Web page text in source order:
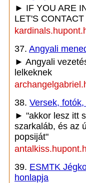
► IF YOU ARE
LET'S CONTACT
37. Angyali
► Angyali
lelkeknek
38. Versek,
► "akkor lesz itt
szarkaláb, és az
popsiját"
39. ESMTK
honlapja